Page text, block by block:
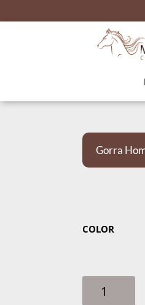
Gorra
COLOR
HOMBRE